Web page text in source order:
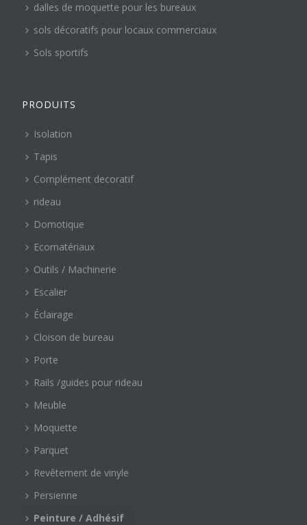
dalles de moquette pour les bureaux
sols décoratifs pour locaux commerciaux
Sols sportifs
PRODUITS
Isolation
Tapis
Complément decoratif
rideau
Domotique
Ecomatériaux
Outils / Machinerie
Escalier
Éclairage
Cloison de bureau
Porte
Rails /guides pour rideau
Meuble
Moquette
Parquet
Revêtement de vinyle
Persienne
Peinture / Adhésif